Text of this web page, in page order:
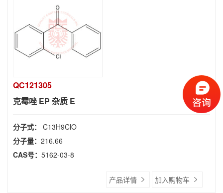
QC121305
克霉唑 EP 杂质 E
分子式： C13H9ClO
分子量： 216.66
CAS号： 5162-03-8
产品详情 加入购物车